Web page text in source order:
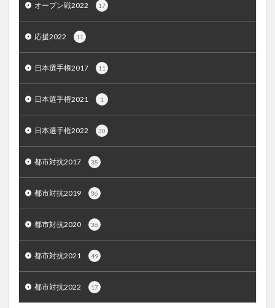
オープン戦2022 17
応援2022 11
日本選手権2017 11
日本選手権2021 1
日本選手権2022 30
都市対抗2017 38
都市対抗2019 36
都市対抗2020 36
都市対抗2021 49
都市対抗2022 17